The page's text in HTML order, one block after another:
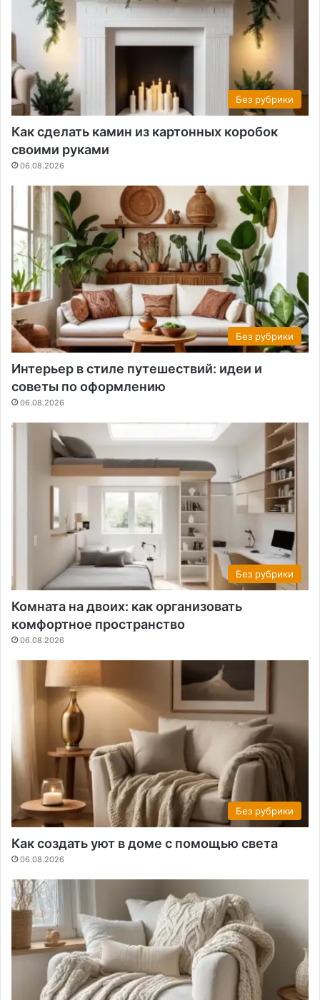
Без рубрики
Как сделать камин из картонных коробок
своими руками
06.08.2026
Без рубрики
Интерьер в стиле путешествий: идеи и
советы по оформлению
06.08.2026
Без рубрики
Комната на двоих: как организовать
комфортное пространство
06.08.2026
Без рубрики
Как создать уют в доме с помощью света
06.08.2026